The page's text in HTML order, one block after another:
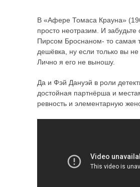
В «Афере Томаса Крауна»
просто неотразим. И забудьте
Пирсом Броснаном- то самая
дешёвка, ну если только вы
Лично я его не выношу.
Да и Фэй Дануэй в роли
достойная партнёрша и
ревность и элементарную